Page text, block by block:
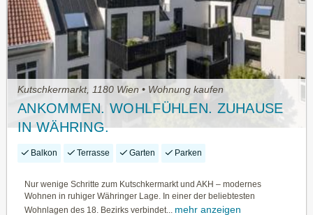
Kutschkermarkt, 1180 Wien • Wohnung kaufen
ANKOMMEN. WOHLFÜHLEN. ZUHAUSE
IN WÄHRING.
Balkon Terrasse Garten Parken
Nur wenige Schritte zum Kutschkermarkt und AKH – modernes
Wohnen in ruhiger Währinger Lage. In einer der beliebtesten
Wohnlagen des 18. Bezirks verbindet...
mehr anzeigen